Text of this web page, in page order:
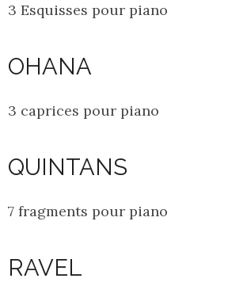
3 Esquisses pour piano
OHANA
3 caprices pour piano
QUINTANS
7 fragments pour piano
RAVEL